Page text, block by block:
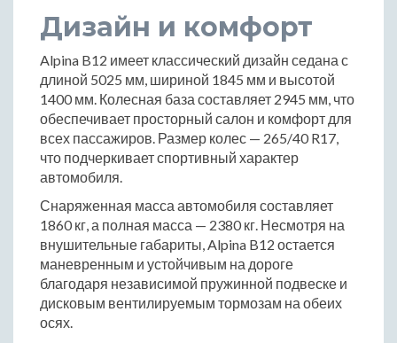
Дизайн и комфорт
Alpina B12 имеет классический дизайн седана с
длиной 5025 мм, шириной 1845 мм и высотой
1400 мм. Колесная база составляет 2945 мм, что
обеспечивает просторный салон и комфорт для
всех пассажиров. Размер колес — 265/40 R17,
что подчеркивает спортивный характер
автомобиля.
Снаряженная масса автомобиля составляет
1860 кг, а полная масса — 2380 кг. Несмотря на
внушительные габариты, Alpina B12 остается
маневренным и устойчивым на дороге
благодаря независимой пружинной подвеске и
дисковым вентилируемым тормозам на обеих
осях.